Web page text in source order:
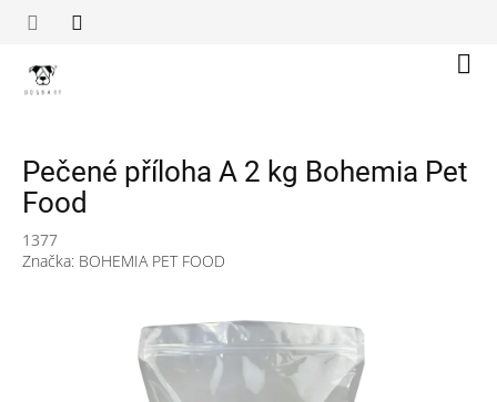
Pečené příloha A 2 kg Bohemia Pet
Food
1377
Značka: BOHEMIA PET FOOD